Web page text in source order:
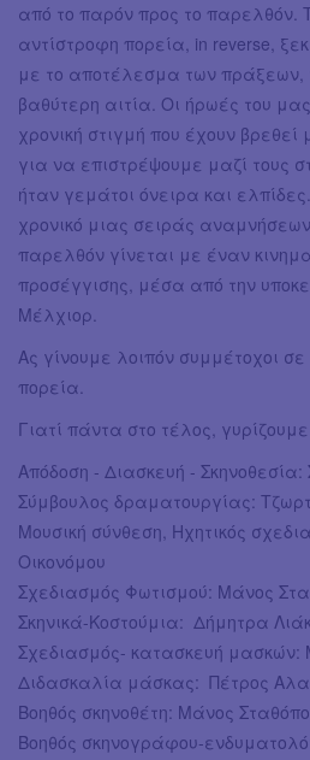
από το παρόν προς το παρελθόν.
αντίστροφη πορεία, in reverse,
με το αποτέλεσμα των πράξεων,
βαθύτερη αιτία. Οι ήρωές του
χρονική στιγμή που έχουν
για να επιστρέψουμε μαζί τους
ήταν γεμάτοι όνειρα και
χρονικό μιας σειράς
παρελθόν γίνεται με έναν
προσέγγισης, μέσα από την
Μέλχιορ.
Ας γίνουμε λοιπόν συμμέτοχοι
πορεία.
Γιατί πάντα στο τέλος,
Απόδοση - Διασκευή -
Σύμβουλος δραματουργίας:
Μουσική σύνθεση, Ηχητικός
Οικονόμου
Σχεδιασμός Φωτισμού: Μάνος
Σκηνικά-Κοστούμια: Δήμητρα
Σχεδιασμός- κατασκευή
Διδασκαλία μάσκας: Πέτρος
Βοηθός σκηνοθέτη: Μάνος
Βοηθός σκηνογράφου-